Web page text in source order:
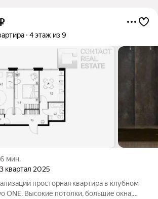
4 этаж из 9
мин.
квартал 2025
просторная квартира в клубном
ONE. Высокие потолки, большие окна,